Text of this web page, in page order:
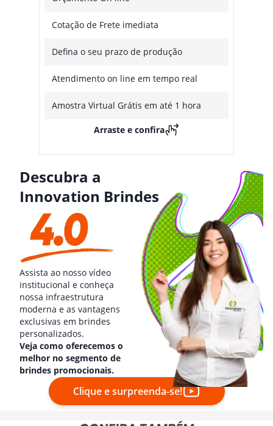
Cotação de Frete imediata
Defina o seu prazo de produção
Atendimento on line em tempo real
Amostra Virtual Grátis em até 1 hora
Arraste e confira
Descubra a
Innovation Brindes
Assista ao nosso vídeo
institucional e conheça
nossa infraestrutura
moderna e as vantagens
exclusivas em brindes
personalizados.
Veja como oferecemos o
melhor no segmento de
brindes promocionais.
Clique e surpreenda-se!